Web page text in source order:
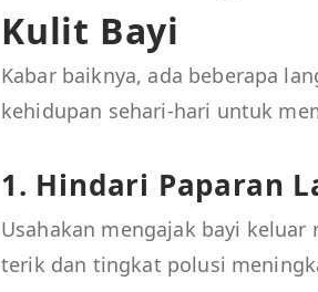
Kulit Bayi
Kabar baiknya, ada beberapa
kehidupan sehari-hari untuk
1. Hindari Paparan
Usahakan mengajak bayi
terik dan tingkat polusi